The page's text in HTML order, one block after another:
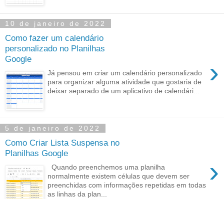
10 de janeiro de 2022
Como fazer um calendário
personalizado no Planilhas
Google
›
Já pensou em criar um calendário personalizado
para organizar alguma atividade que gostaria de
deixar separado de um aplicativo de calendári...
5 de janeiro de 2022
Como Criar Lista Suspensa no
Planilhas Google
›
Quando preenchemos uma planilha
normalmente existem células que devem ser
preenchidas com informações repetidas em todas
as linhas da plan...